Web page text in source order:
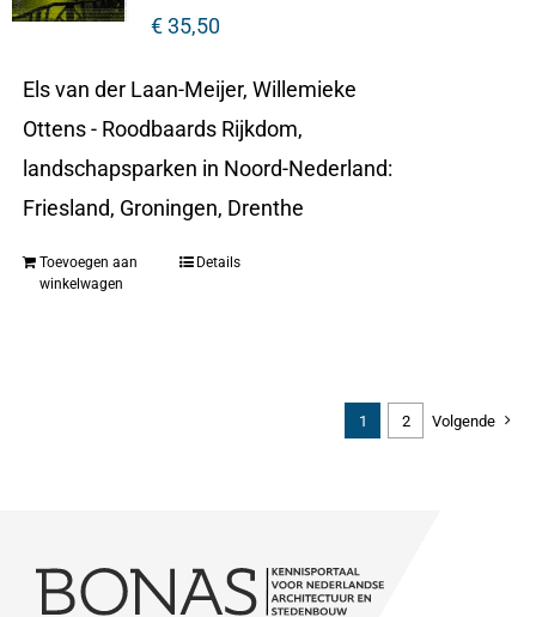
€35,50
Els van der Laan-Meijer, Willemieke
Ottens - Roodbaards Rijkdom,
landschapsparken in Noord-Nederland:
Friesland, Groningen, Drenthe
Toevoegen aan
winkelwagen
Details
1 2 Volgende